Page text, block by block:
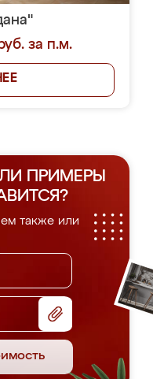
за п.м.
ПРИМЕРЫ
также или